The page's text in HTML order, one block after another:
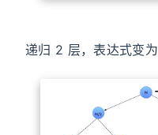
递归 2 层，表达式变为